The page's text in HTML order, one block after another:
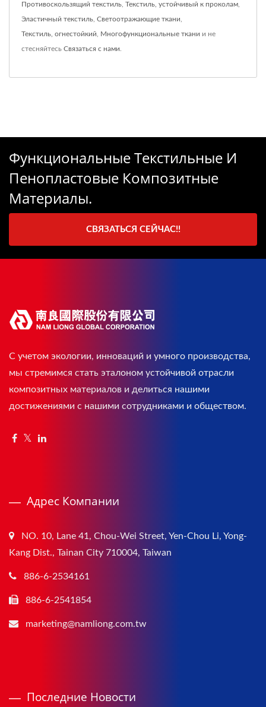
Противоскользящий текстиль, Текстиль, устойчивый к проколам,
Эластичный текстиль, Светоотражающие ткани,
Текстиль, огнестойкий, Многофункциональные ткани и не
стесняйтесь Связаться с нами.
Функциональные Текстильные И
Пенопластовые Композитные
Материалы.
СВЯЗАТЬСЯ СЕЙЧАС!!
С учетом экологии, инноваций и умного производства,
мы стремимся стать эталоном устойчивой отрасли
композитных материалов и делиться нашими
достижениями с нашими сотрудниками и обществом.
Адрес Компании
NO. 10, Lane 41, Chou-Wei Street, Yen-Chou Li, Yong-
Kang Dist., Tainan City 710004, Taiwan
886-6-2534161
886-6-2541854
marketing@namliong.com.tw
Последние Новости